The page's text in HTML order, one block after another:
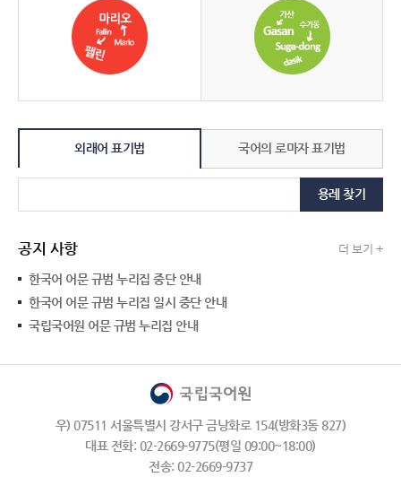
외래어 표기법 국어의 로마자 표기법
용례 찾기
공지 사항 더 보기 +
한국어 어문 규범 누리집 중단 안내
한국어 어문 규범 누리집 일시 중단 안내
국립국어원 어문 규범 누리집 안내
우) 07511 서울특별시 강서구 금낭화로 154(방화3동 827)
대표 전화: 02-2669-9775(평일 09:00~18:00)
전송: 02-2669-9737